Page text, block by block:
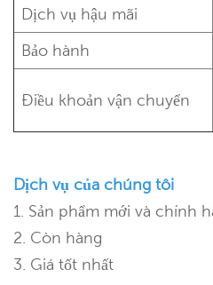
Dịch vụ hậu mãi
Bảo hành
Điều khoản vận chuyển
Dịch vụ của chúng tôi
1. Sản phẩm mới và chính
2. Còn hàng
3. Giá tốt nhất